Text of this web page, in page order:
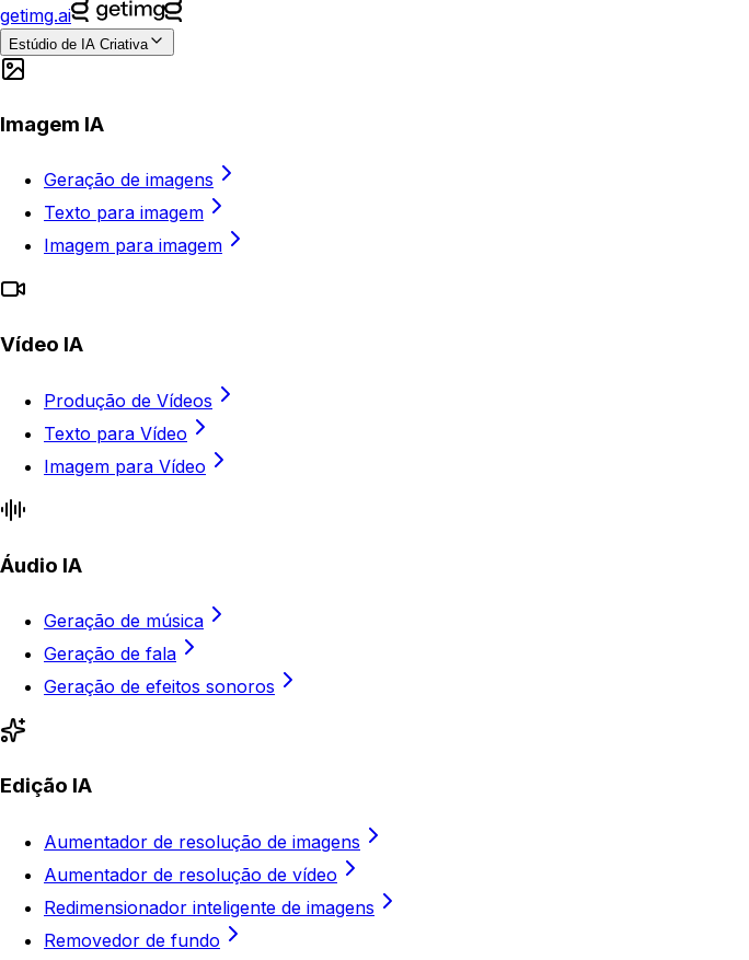
getimg.ai
Estúdio de IA Criativa
Imagem IA
Geração de imagens
Texto para imagem
Imagem para imagem
Vídeo IA
Produção de Vídeos
Texto para Vídeo
Imagem para Vídeo
Áudio IA
Geração de música
Geração de fala
Geração de efeitos sonoros
Edição IA
Aumentador de resolução de imagens
Aumentador de resolução de vídeo
Redimensionador inteligente de imagens
Removedor de fundo